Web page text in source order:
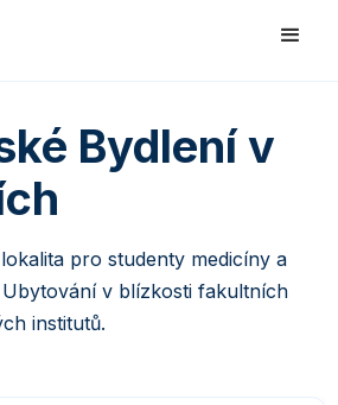
Bydlení v
pro studenty medicíny a
v blízkosti fakultních
institutů.